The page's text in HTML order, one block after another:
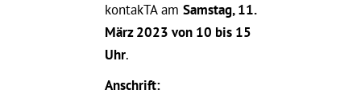
kontakTA am Samstag, 11.
März 2023 von 10 bis 15
Uhr.
Anschrift: